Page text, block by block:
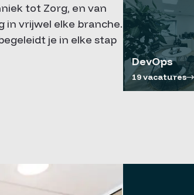
tot Zorg, en van
in vrijwel elke branche.
je in elke stap
DevOps
19 vacatures